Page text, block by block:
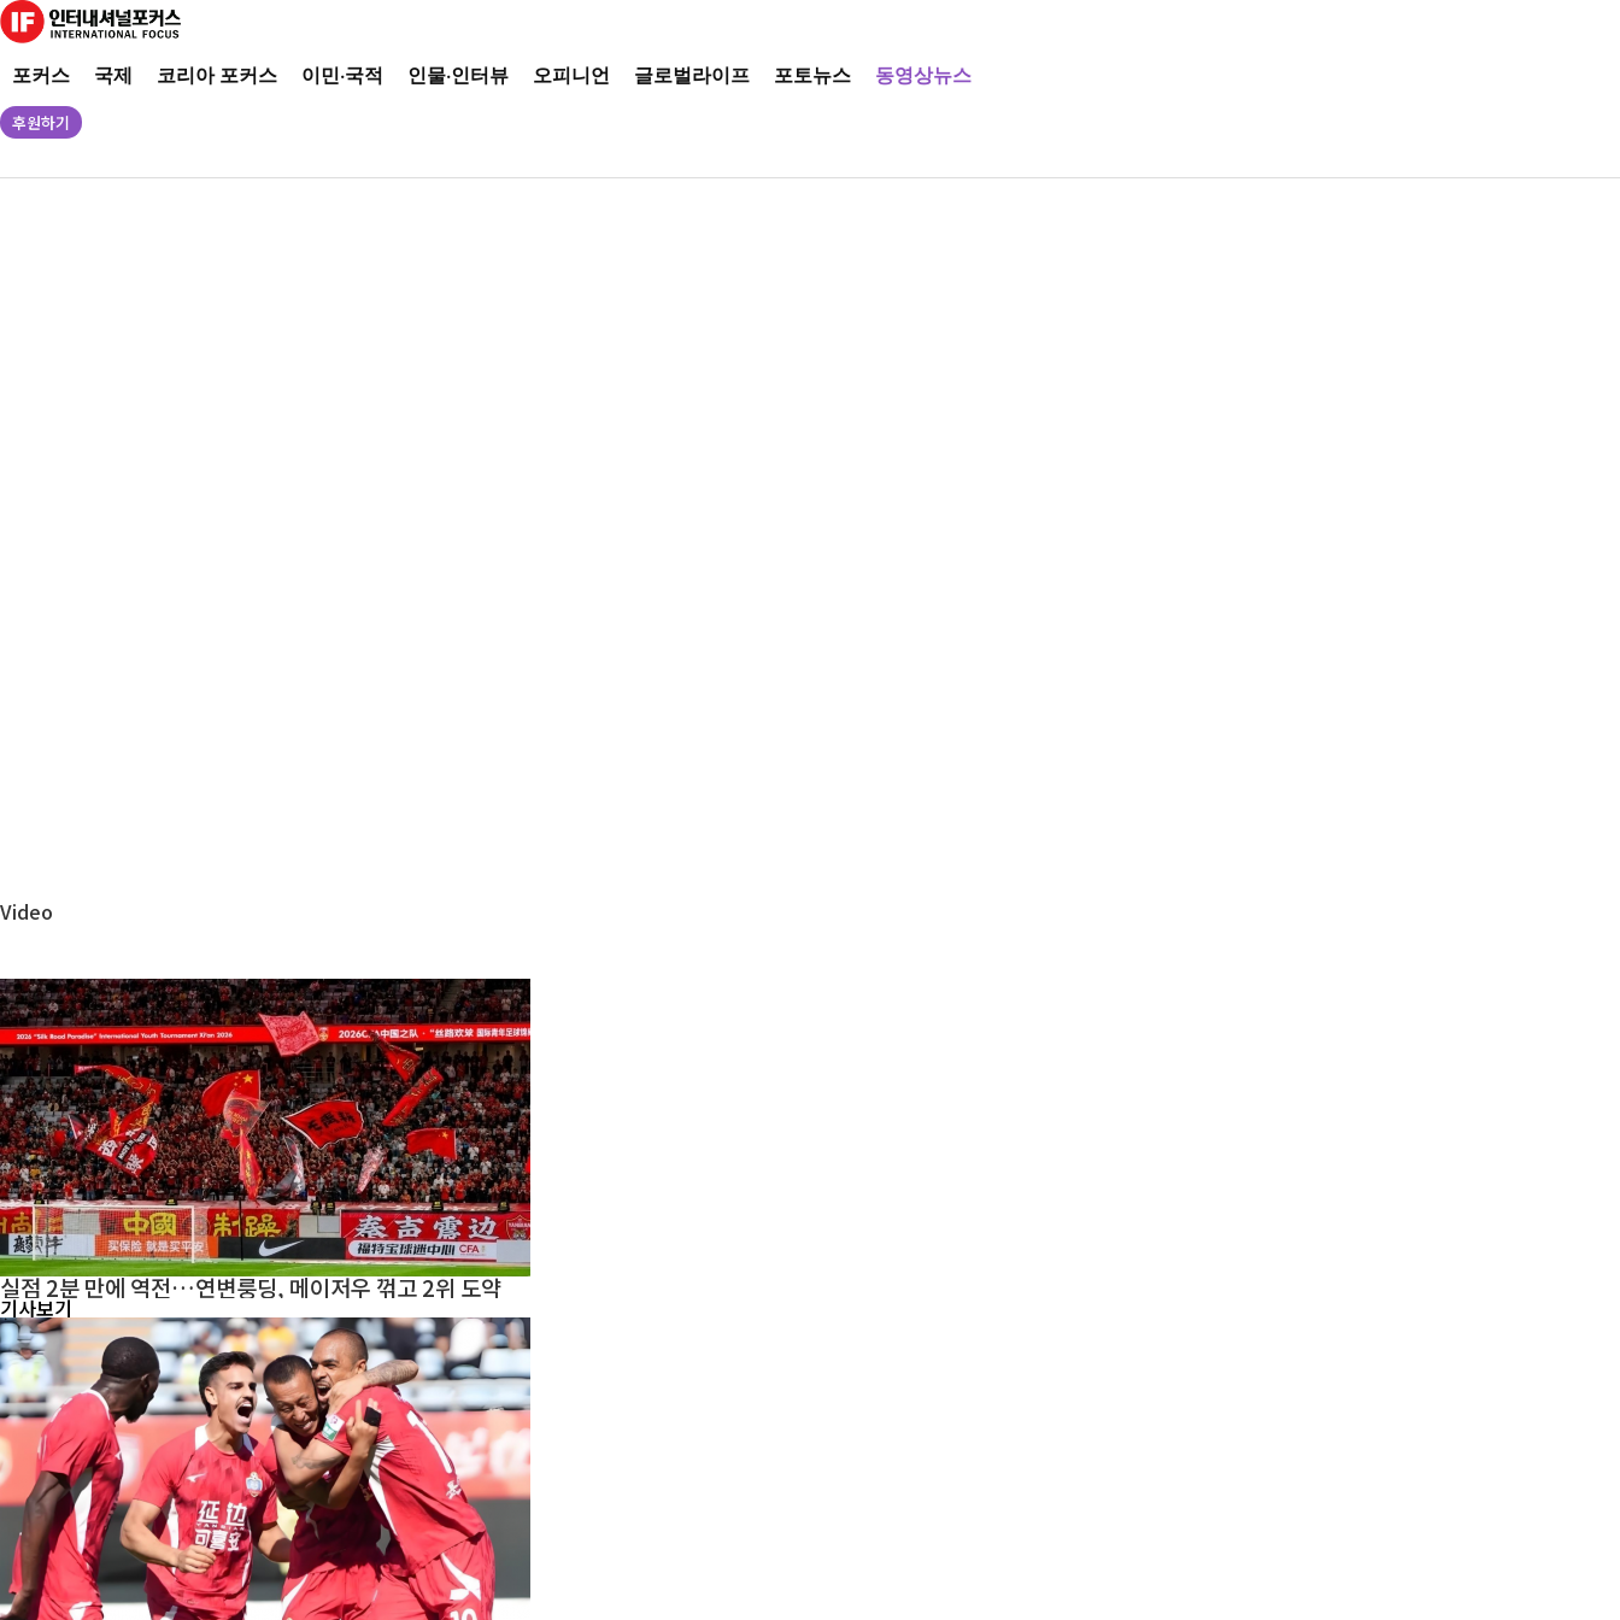
포커스 국제 코리아 포커스 이민·국적 인물·인터뷰 오피니언 글로벌라이프 포토뉴스 동영상뉴스
후원하기
Video
실점 2분 만에 역전…연변룽딩, 메이저우 꺾고 2위 도약
기사보기